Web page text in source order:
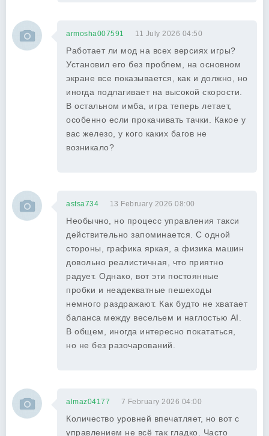
armosha007591 11 July 2026 04:50
Работает ли мод на всех версиях игры?
Установил его без проблем, на основном
экране все показывается, как и должно, но
иногда подлагивает на высокой скорости.
В остальном имба, игра теперь летает,
особенно если прокачивать тачки. Какое у
вас железо, у кого каких багов не
возникало?
astsa734 13 February 2026 08:00
Необычно, но процесс управления такси
действительно запоминается. С одной
стороны, графика яркая, а физика машин
довольно реалистичная, что приятно
радует. Однако, вот эти постоянные
пробки и неадекватные пешеходы
немного раздражают. Как будто не хватает
баланса между весельем и наглостью AI.
В общем, иногда интересно покататься,
но не без разочарований.
almaz04177 7 February 2026 04:00
Количество уровней впечатляет, но вот с
управлением не всё так гладко. Часто